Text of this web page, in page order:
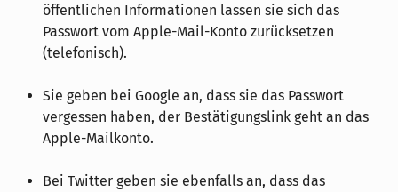
öffentlichen Informationen lassen sie sich das
Passwort vom Apple-Mail-Konto zurücksetzen
(telefonisch).
Sie geben bei Google an, dass sie das Passwort
vergessen haben, der Bestätigungslink geht an das
Apple-Mailkonto.
Bei Twitter geben sie ebenfalls an, dass das